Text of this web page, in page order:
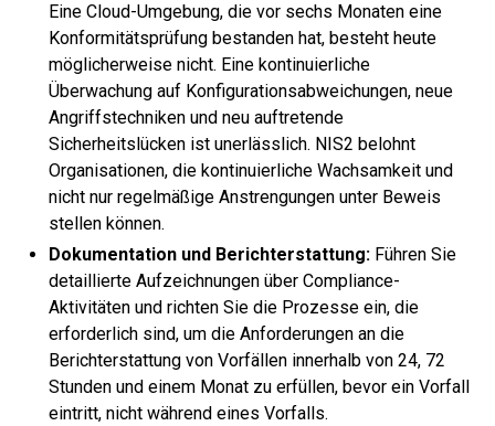
Eine Cloud-Umgebung, die vor sechs Monaten eine
Konformitätsprüfung bestanden hat, besteht heute
möglicherweise nicht. Eine kontinuierliche
Überwachung auf Konfigurationsabweichungen, neue
Angriffstechniken und neu auftretende
Sicherheitslücken ist unerlässlich. NIS2 belohnt
Organisationen, die kontinuierliche Wachsamkeit und
nicht nur regelmäßige Anstrengungen unter Beweis
stellen können.
Dokumentation und Berichterstattung: Führen Sie
detaillierte Aufzeichnungen über Compliance-
Aktivitäten und richten Sie die Prozesse ein, die
erforderlich sind, um die Anforderungen an die
Berichterstattung von Vorfällen innerhalb von 24, 72
Stunden und einem Monat zu erfüllen, bevor ein Vorfall
eintritt, nicht während eines Vorfalls.